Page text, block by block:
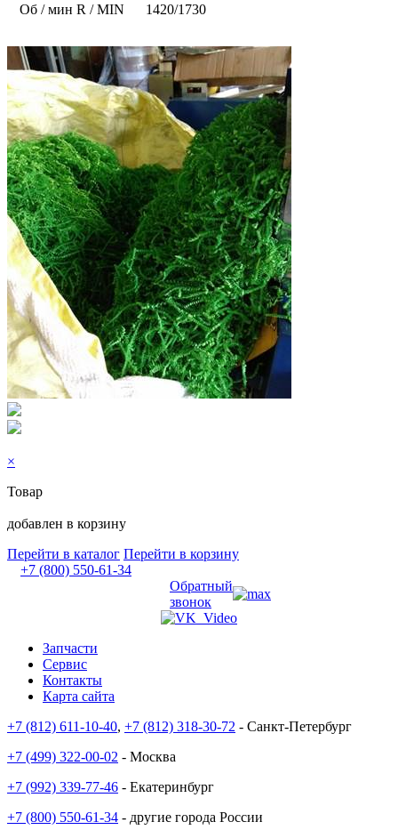
Об / мин R / MIN 1420/1730
×
Товар
добавлен в корзину
Перейти в каталог Перейти в корзину
+7 (800) 550-61-34
Обратный
звонок
Запчасти
Сервис
Контакты
Карта сайта
+7 (812) 611-10-40, +7 (812) 318-30-72 - Санкт-Петербург
+7 (499) 322-00-02 - Москва
+7 (992) 339-77-46 - Екатеринбург
+7 (800) 550-61-34 - другие города России